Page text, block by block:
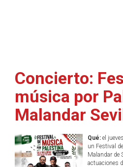
Concierto:
música por
Malandar
Qué:el
un Festival
Malandar de
actuaciones